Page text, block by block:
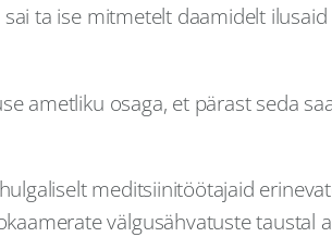
ta ise mitmetelt daamidelt
ametliku osaga, et pärast seda
meditsiinitöötajaid
välgusähvatuste taustal